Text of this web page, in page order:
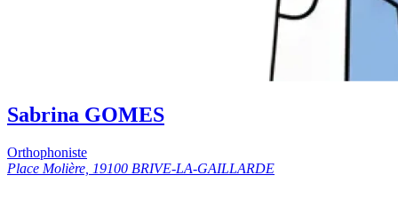
Sabrina GOMES
Orthophoniste
Place Molière, 19100 BRIVE-LA-GAILLARDE